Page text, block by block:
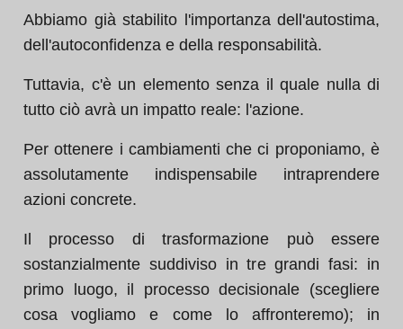
Abbiamo già stabilito l'importanza dell'autostima,
dell'autoconfidenza e della responsabilità.
Tuttavia, c'è un elemento senza il quale nulla di
tutto ciò avrà un impatto reale: l'azione.
Per ottenere i cambiamenti che ci proponiamo, è
assolutamente indispensabile intraprendere
azioni concrete.
Il processo di trasformazione può essere
sostanzialmente suddiviso in tre grandi fasi: in
primo luogo, il processo decisionale (scegliere
cosa vogliamo e come lo affronteremo); in